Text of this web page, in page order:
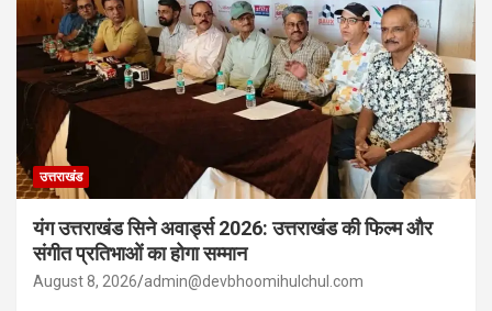
उत्तराखंड
यंग उत्तराखंड सिने अवार्ड्स 2026: उत्तराखंड की फिल्म और
संगीत प्रतिभाओं का होगा सम्मान
August 8, 2026 admin@devbhoomihulchul.com